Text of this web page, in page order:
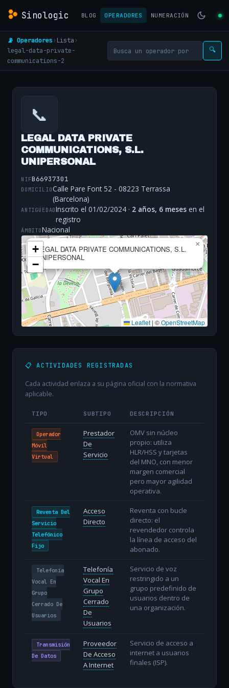
Sinologic BLOG OPERADORES NUMERACIÓN
📡 Operadores› Lista›
legal-data-private-
communications-2
🔍
📞
LEGAL DATA PRIVATE
COMMUNICATIONS, S.L.
UNIPERSONAL
NIFB66937301
DOMICILIOCalle Pare Font 52 - 08223 Terrassa
(Barcelona)
ANTIGÜEDADInscrito el 01/02/2024 · 2 años, 6 meses en el
registro
ÁMBITONacional
LEGAL DATA PRIVATE COMMUNICATIONS, S.L.
UNIPERSONAL
×
+
−
Leaflet | ©OpenStreetMap
📋 ACTIVIDADES REGISTRADAS
Cada actividad enlaza a su página oficial con la normativa
aplicable.
TIPO SUBTIPO DESCRIPCIÓN
Operador
Móvil
Virtual
Prestador
De
Servicio
OMV sin núcleo
propio: utiliza
HLR/HSS y tarjetas
del MNO, con menor
margen comercial
pero mayor agilidad
operativa.
Reventa Del
Servicio
Telefónico
Fijo
Acceso
Directo
Reventa con bucle
directo: el
revendedor controla
la línea de acceso del
abonado.
Telefonía
Vocal En
Grupo
Cerrado De
Usuarios
Telefonía
Vocal En
Grupo
Cerrado
De
Usuarios
Servicio de voz
restringido a un
grupo predefinido de
usuarios dentro de
una organización.
Transmisión
De Datos
Proveedor
De Acceso
A Internet
Servicio de acceso a
internet a usuarios
finales (ISP).